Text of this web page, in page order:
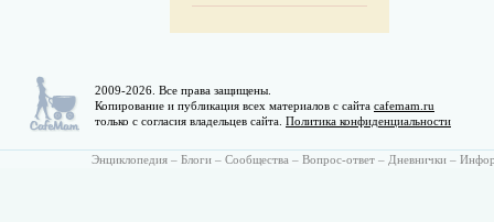
2009-2026. Все права защищены.
Копирование и публикация всех материалов с сайта cafemam.ru
только с согласия владельцев сайта. Политика конфиденциальности
Энциклопедия – Блоги – Сообщества – Вопрос-ответ – Дневнички –